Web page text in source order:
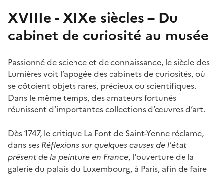
XVIIIe - XIXe siècles – Du
cabinet de curiosité au musée
Passionné de science et de connaissance, le siècle des
Lumières voit l’apogée des cabinets de curiosités, où
se côtoient objets rares, précieux ou scientifiques.
Dans le même temps, des amateurs fortunés
réunissent d’importantes collections d’œuvres d’art.
Dès 1747, le critique La Font de Saint-Yenne réclame,
dans ses Réflexions sur quelques causes de l'état
présent de la peinture en France, l'ouverture de la
galerie du palais du Luxembourg, à Paris, afin de faire